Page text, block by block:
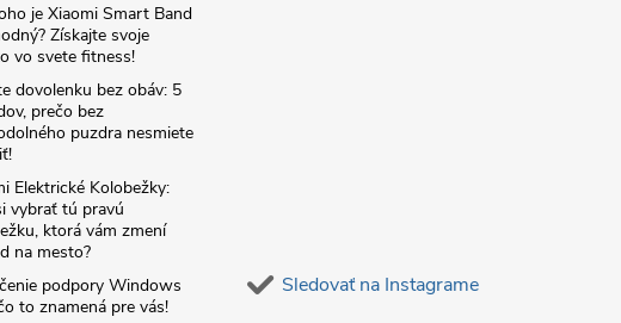
je Xiaomi Smart Band
Získajte svoje
vo svete fitness!
dovolenku bez obáv: 5
prečo bez
puzdra nesmiete
Elektrické Kolobežky:
vybrať tú pravú
ktorá vám zmení
na mesto?
podpory Windows
to znamená pre vás!
Sledovať na Instagrame